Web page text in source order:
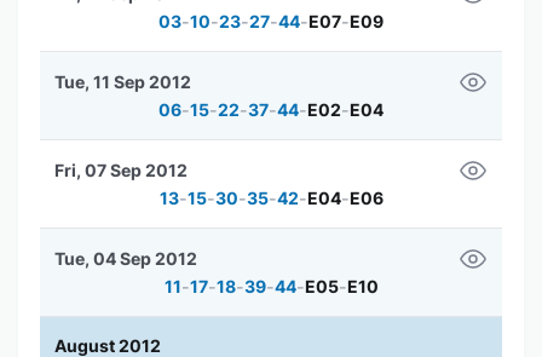
03-10-23-27-44-E07-E09
06-15-22-37-44-E02-E04
Tue, 11 Sep 2012
13-15-30-35-42-E04-E06
Fri, 07 Sep 2012
11-17-18-39-44-E05-E10
Tue, 04 Sep 2012
August 2012